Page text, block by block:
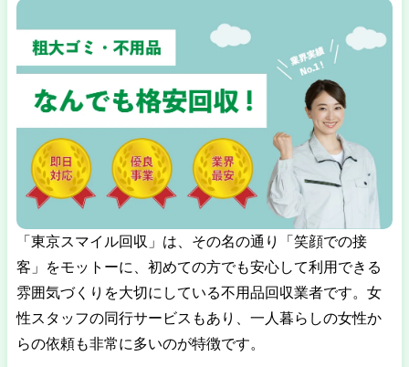
「東京スマイル回収」は、その名の通り「笑顔での接
客」をモットーに、初めての方でも安心して利用できる
雰囲気づくりを大切にしている不用品回収業者です。女
性スタッフの同行サービスもあり、一人暮らしの女性か
らの依頼も非常に多いのが特徴です。